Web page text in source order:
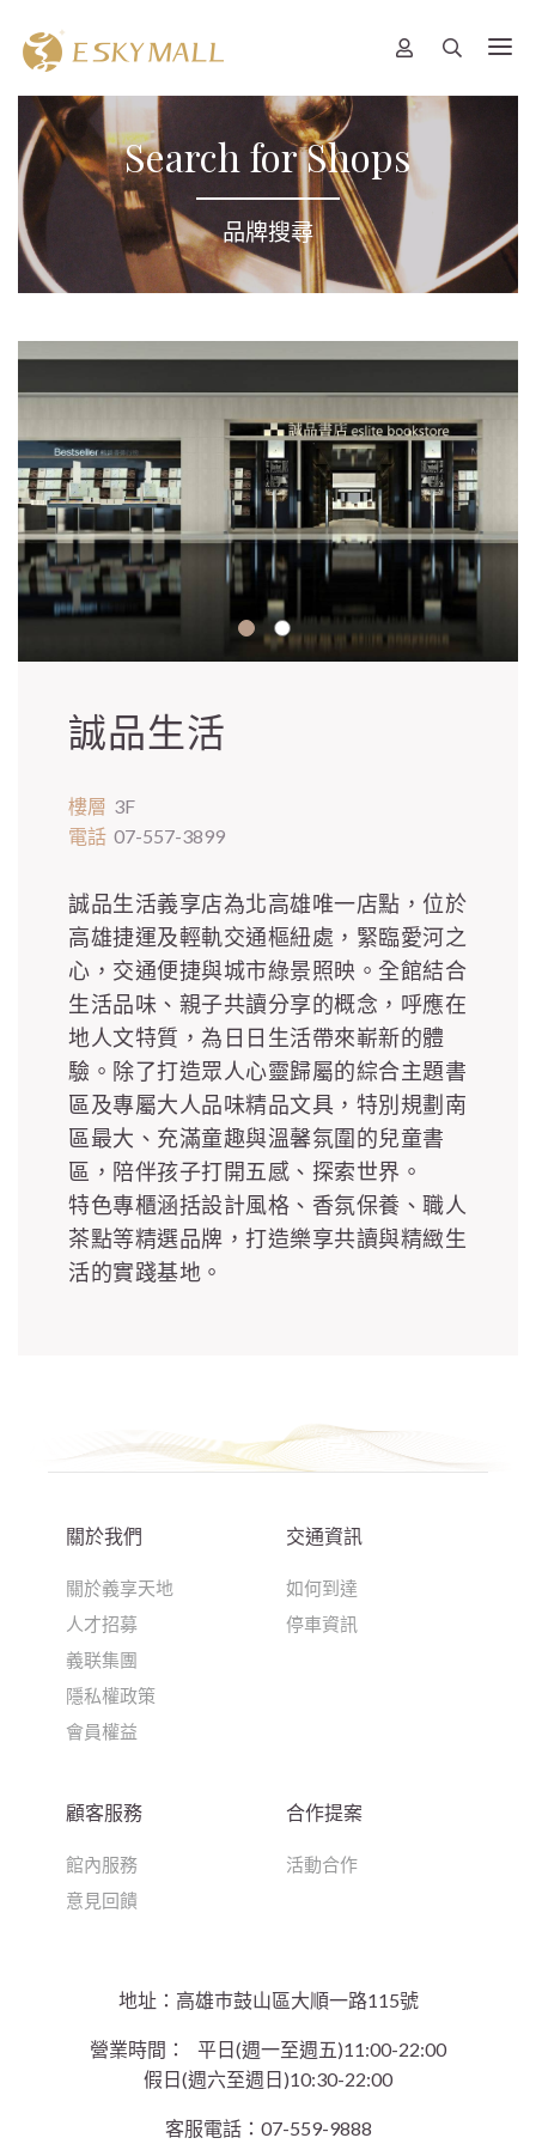
Search for Shops
品牌搜尋
誠品生活
樓層 3F
電話 07-557-3899
誠品生活義享店為北高雄唯一店點，位於
高雄捷運及輕軌交通樞紐處，緊臨愛河之
心，交通便捷與城市綠景照映。全館結合
生活品味、親子共讀分享的概念，呼應在
地人文特質，為日日生活帶來嶄新的體
驗。除了打造眾人心靈歸屬的綜合主題書
區及專屬大人品味精品文具，特別規劃南
區最大、充滿童趣與溫馨氛圍的兒童書
區，陪伴孩子打開五感、探索世界。
特色專櫃涵括設計風格、香氛保養、職人
茶點等精選品牌，打造樂享共讀與精緻生
活的實踐基地。
地址：高雄巿鼓山區大順一路115號
營業時間：
平日(週一至週五)11:00-22:00
假日(週六至週日)10:30-22:00
客服電話：07-559-9888
關於我們
關於義享天地
人才招募
義联集團
隱私權政策
會員權益
交通資訊
如何到達
停車資訊
顧客服務
館內服務
意見回饋
合作提案
活動合作